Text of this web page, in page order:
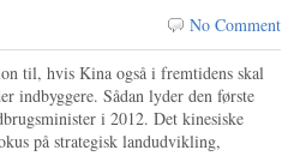
No Comment
til, hvis Kina også i fremtidens skal
indbyggere. Sådan lyder den første
i 2012. Det kinesiske
på strategisk landudvikling,